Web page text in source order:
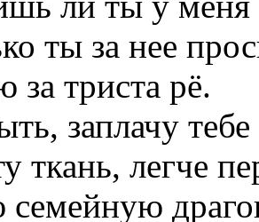
ты за нее
за триста рё.
заплачу
ткань, легче